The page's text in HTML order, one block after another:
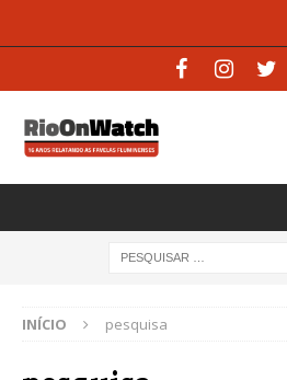
INÍCIO pesquisa